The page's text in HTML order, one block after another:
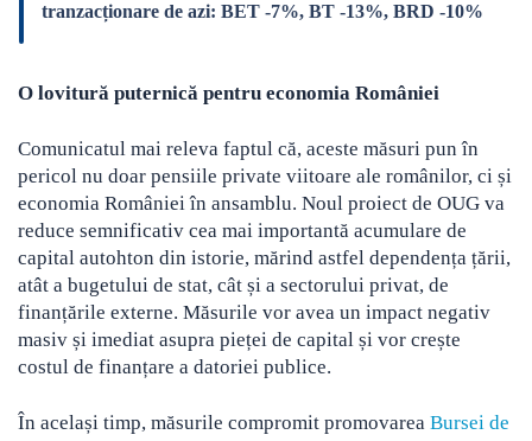
tranzacționare de azi: BET -7%, BT -13%, BRD -10%
O lovitură puternică pentru economia României
Comunicatul mai releva faptul că, aceste măsuri pun în
pericol nu doar pensiile private viitoare ale românilor, ci și
economia României în ansamblu. Noul proiect de OUG va
reduce semnificativ cea mai importantă acumulare de
capital autohton din istorie, mărind astfel dependența țării,
atât a bugetului de stat, cât și a sectorului privat, de
finanțările externe. Măsurile vor avea un impact negativ
masiv și imediat asupra pieței de capital și vor crește
costul de finanțare a datoriei publice.
În același timp, măsurile compromit promovarea Bursei de